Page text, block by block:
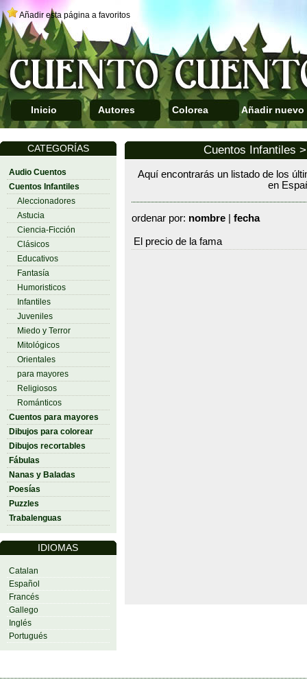
Añadir esta página a favoritos
Inicio Autores Colorea Añadir nuevo
CATEGORÍAS
Audio Cuentos
Cuentos Infantiles
Aleccionadores
Astucia
Ciencia-Ficción
Clásicos
Educativos
Fantasía
Humoristicos
Infantiles
Juveniles
Miedo y Terror
Mitológicos
Orientales
para mayores
Religiosos
Románticos
Cuentos para mayores
Dibujos para colorear
Dibujos recortables
Fábulas
Nanas y Baladas
Poesías
Puzzles
Trabalenguas
IDIOMAS
Catalan
Español
Francés
Gallego
Inglés
Portugués
Cuentos Infantiles
Aquí encontrarás un listado de los
en
ordenar por: nombre fecha
El precio de la fama